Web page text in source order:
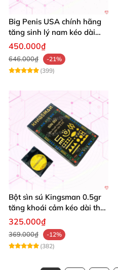
Big Penis USA chính hãng
tăng sinh lý nam kéo dài
thời gian cường dương hộp
450.000₫
646.000₫
-21%
(399)
Bột sìn sú Kingsman 0.5gr
tăng khoái cảm kéo dài thời
gian quan hệ
325.000₫
369.000₫
-12%
(382)